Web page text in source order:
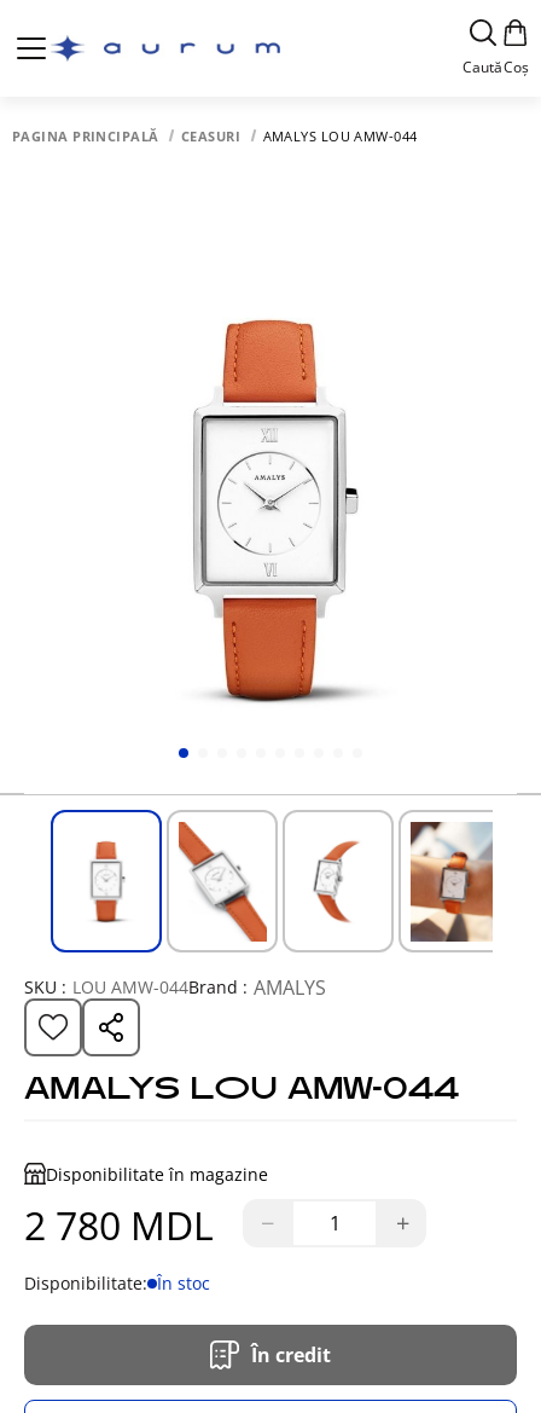
CautăCoș
PAGINA PRINCIPALĂ CEASURI AMALYS LOU AMW-044
SKU : LOU AMW-044Brand : AMALYS
AMALYS LOU AMW-044
Disponibilitate în magazine
2 780 MDL − +
Disponibilitate: În stoc
În credit